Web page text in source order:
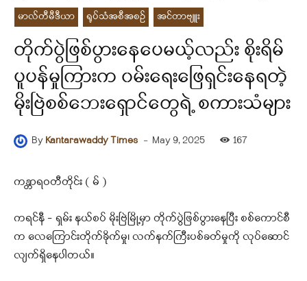
မာလ်တီမီဒီယာ
ရုပ်သံအစီအစဉ် အင်တာဗျူး
တိုက်ပွဲဖြစ်ပွားနေပေမယ့်လည်း စိုးရိမ်
ပူပန်မှုကြားက ၀မ်းရေးဖြေရှင်းနေရတဲ့
မိုးဗြဲစစ်ဘေးရှောင်တွေရဲ့ စကားသံများ
By Kantarawaddy Times - May 9, 2025 167
ကန္တာရဝတီတိုင်း ( မ် )
ကရင်နီ – ရှမ်း နယ်စပ် မိုးဗြဲမြို့မှာ တိုက်ပွဲဖြစ်ပွားနေပြီး စစ်ကောင်စီ
က လေကြောင်းတိုက်ခိုက်မှု၊ လက်နက်ကြီးပစ်ခတ်မှုကို လုပ်ဆောင်
လျက်ရှိနေပါတယ်။